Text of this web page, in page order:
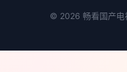
© 2026 畅看国产电